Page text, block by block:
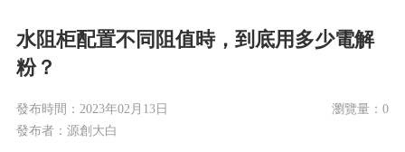
水阻柜配置不同阻值時，到底用多少電解
粉？
發布時間： 2023年02月13日 瀏覽量：0
發布者： 源創大白